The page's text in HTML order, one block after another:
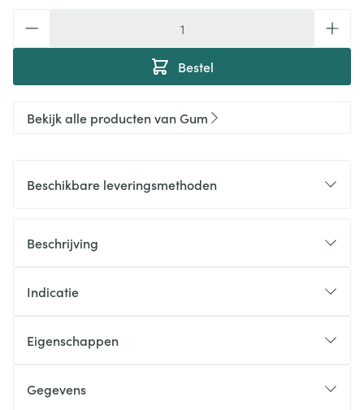
Bestel
Bekijk alle producten van Gum
Beschikbare leveringsmethoden
Beschrijving
Indicatie
Eigenschappen
Gegevens